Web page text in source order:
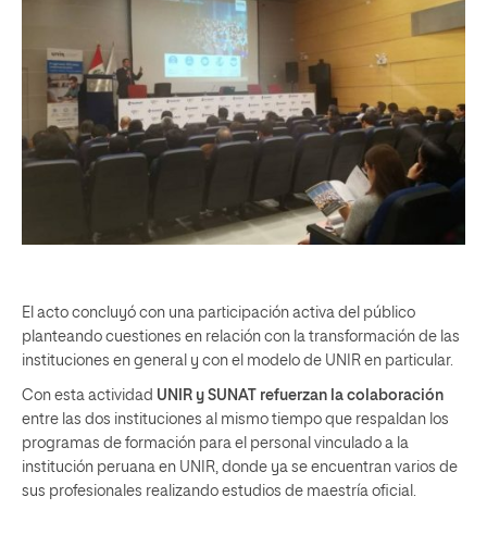
El acto concluyó con una participación activa del público
planteando cuestiones en relación con la transformación de las
instituciones en general y con el modelo de UNIR en particular.
Con esta actividad UNIR y SUNAT refuerzan la colaboración
entre las dos instituciones al mismo tiempo que respaldan los
programas de formación para el personal vinculado a la
institución peruana en UNIR, donde ya se encuentran varios de
sus profesionales realizando estudios de maestría oficial.